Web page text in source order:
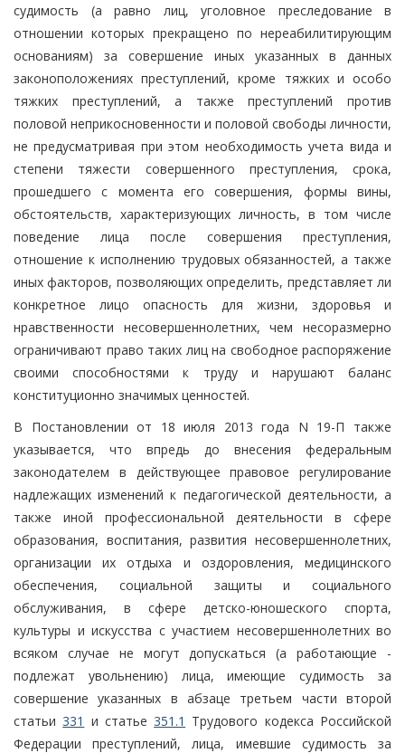
судимость (а равно лиц, уголовное преследование в
отношении которых прекращено по нереабилитирующим
основаниям) за совершение иных указанных в данных
законоположениях преступлений, кроме тяжких и особо
тяжких преступлений, а также преступлений против
половой неприкосновенности и половой свободы личности,
не предусматривая при этом необходимость учета вида и
степени тяжести совершенного преступления, срока,
прошедшего с момента его совершения, формы вины,
обстоятельств, характеризующих личность, в том числе
поведение лица после совершения преступления,
отношение к исполнению трудовых обязанностей, а также
иных факторов, позволяющих определить, представляет ли
конкретное лицо опасность для жизни, здоровья и
нравственности несовершеннолетних, чем несоразмерно
ограничивают право таких лиц на свободное распоряжение
своими способностями к труду и нарушают баланс
конституционно значимых ценностей.
В Постановлении от 18 июля 2013 года N 19-П также
указывается, что впредь до внесения федеральным
законодателем в действующее правовое регулирование
надлежащих изменений к педагогической деятельности, а
также иной профессиональной деятельности в сфере
образования, воспитания, развития несовершеннолетних,
организации их отдыха и оздоровления, медицинского
обеспечения, социальной защиты и социального
обслуживания, в сфере детско-юношеского спорта,
культуры и искусства с участием несовершеннолетних во
всяком случае не могут допускаться (а работающие -
подлежат увольнению) лица, имеющие судимость за
совершение указанных в абзаце третьем части второй
статьи331 и статье351.1 Трудового кодекса Российской
Федерации преступлений, лица, имевшие судимость за